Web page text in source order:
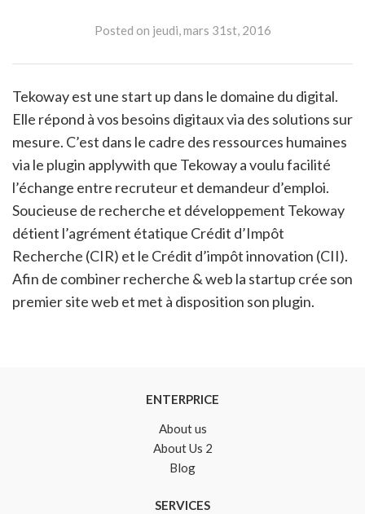
Posted on jeudi, mars 31st, 2016
Tekoway est une start up dans le domaine du digital.
Elle répond à vos besoins digitaux via des solutions sur
mesure. C’est dans le cadre des ressources humaines
via le plugin applywith que Tekoway a voulu facilité
l’échange entre recruteur et demandeur d’emploi.
Soucieuse de recherche et développement Tekoway
détient l’agrément étatique Crédit d’Impôt
Recherche (CIR) et le Crédit d’impôt innovation (CII).
Afin de combiner recherche & web la startup crée son
premier site web et met à disposition son plugin.
ENTERPRICE
About us
About Us 2
Blog
SERVICES